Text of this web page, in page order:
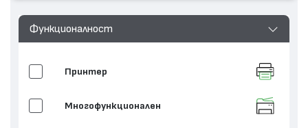
Функционалност
Принтер
Многофункционален